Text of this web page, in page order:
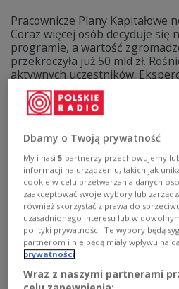
Pracownicze Plany Kapitałowe
Coraz więcej osób decyduje się
programie, a wartość
przekroczyła już 50 mld zł.
aktywnych uczestników.
zaczynają dostrzegać realne
pieniędzy w ramach PPK.
Zobacz więcej na temat:
emerytura
oszczędności
Dbamy o Twoją prywatność
My i nasi5 partnerzy przechowujemy
informacji na urządzeniu, takich jak
cookie w celu przetwarzania danych
zaakceptować swoje wybory lub
również skorzystać z prawa do
uzasadnionego interesu lub w
polityki prywatności. Te wybory będą
partnerom i nie będą miały wpływu na
prywatności
Wraz z naszymi partnerami